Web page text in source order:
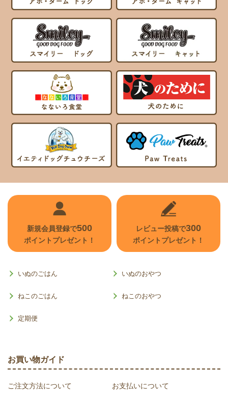
新規会員登録で500
ポイントプレゼント！
レビュー投稿で300
ポイントプレゼント！
いぬのごはん いぬのおやつ
ねこのごはん ねこのおやつ
定期便
お買い物ガイド
ご注文方法について お支払いについて